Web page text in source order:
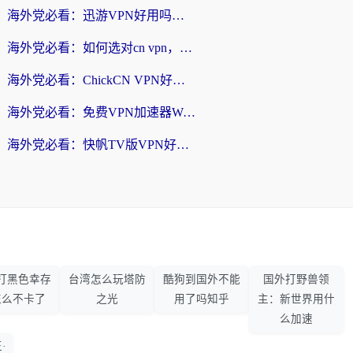
海外党必看：迅游VPN好用吗？和番茄加速器VPN对比哪个回国效果更好？
海外党必看：如何选对cn vpn，轻松解锁国内影音游戏？
海外党必看：ChickCN VPN好用吗？和星河VPN对比哪个回国效果更好？附真实体验+避坑指南
海外党必看：免费VPN加速器Windows版怎么选？附真实测评与无缝访问国内资源指南
海外党必看：快帆TV版VPN好用吗？和hi龟龟VPN对比哪个回国效果更好？附免费加速器选择指南
黑色幸存
不卡了
台湾怎么玩塔防
之光
酷狗到国外不能
用了吗知乎
国外打野兽领
主：新世界用什
么加速